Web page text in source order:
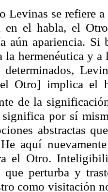
Levinas se refiere
en el habla, el
aún apariencia.
la hermenéutica y
Otro] implica el
de la
por sí
abstractas
aquí
el Otro.
que perturba y
como visitación